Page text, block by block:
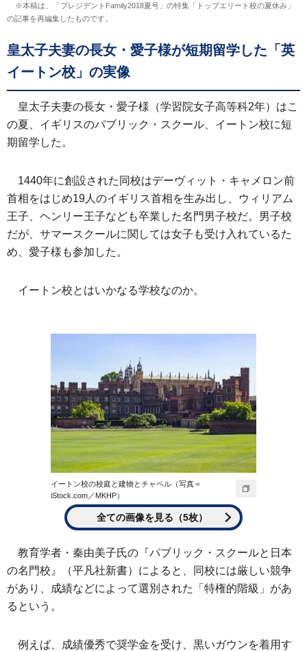
※本稿は、「プレジデントFamily2018夏号」の特集「トップエリート校の夏休み」
の記事を再編集したものです。
皇太子夫妻の長女・愛子様が短期留学した「英
イートン校」の実像
皇太子夫妻の長女・愛子様（学習院女子高等科2年）はこ
の夏、イギリスのパブリック・スクール、イートン校に短
期留学した。
1440年に創設された同校はデーヴィット・キャメロン前
首相をはじめ19人のイギリス首相を生み出し、ウィリアム
王子、ヘンリー王子なども卒業した名門男子校だ。男子校
だが、サマースクールに関しては女子も受け入れているた
め、愛子様も参加した。
イートン校とはいかなる学校なのか。
イートン校の校庭と建物とチャペル（写真＝
iStock.com／MKHP）
全ての画像を見る（5枚）
教育学者・秦由美子氏の『パブリック・スクールと日本
の名門校』（平凡社新書）によると、同校には厳しい競争
があり、成績などによって選別された「特権的階級」があ
るという。
例えば、成績優秀で奨学金を受け、黒いガウンを着用す